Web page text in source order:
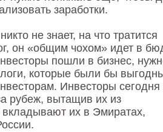
заработки.
не знает, на что тратится
он «общим чохом» идет в
пошли в бизнес,
которые были бы
Инвесторы сегодня
рубеж, вытащив их из
их в Эмиратах,